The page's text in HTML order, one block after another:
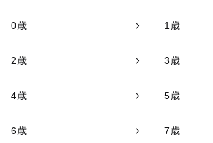
0歳 1歳
2歳 3歳
4歳 5歳
6歳 7歳